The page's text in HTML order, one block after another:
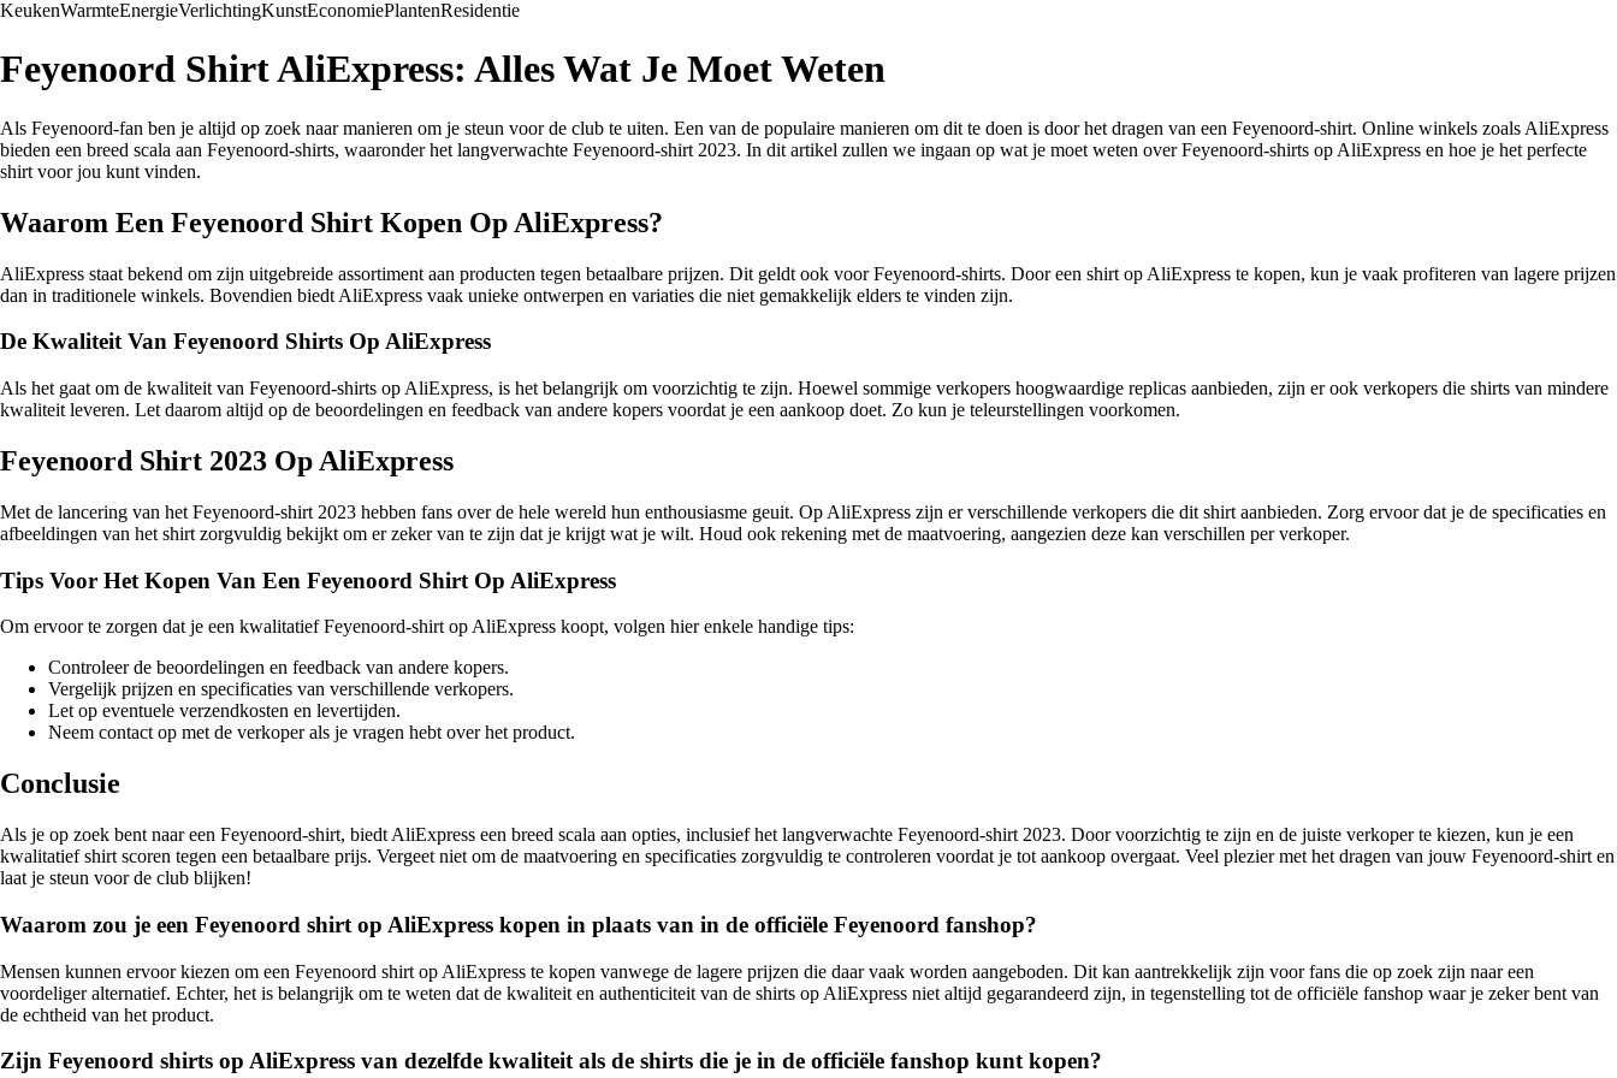
KeukenWarmteEnergieVerlichtingKunstEconomiePlantenResidentie
Feyenoord Shirt AliExpress: Alles Wat Je Moet Weten
Als Feyenoord-fan ben je altijd op zoek naar manieren om je steun voor de club te uiten. Een van de populaire manieren om dit te doen is door het dragen van een Feyenoord-shirt. Online winkels zoals AliExpress
bieden een breed scala aan Feyenoord-shirts, waaronder het langverwachte Feyenoord-shirt 2023. In dit artikel zullen we ingaan op wat je moet weten over Feyenoord-shirts op AliExpress en hoe je het perfecte
shirt voor jou kunt vinden.
Waarom Een Feyenoord Shirt Kopen Op AliExpress?
AliExpress staat bekend om zijn uitgebreide assortiment aan producten tegen betaalbare prijzen. Dit geldt ook voor Feyenoord-shirts. Door een shirt op AliExpress te kopen, kun je vaak profiteren van lagere prijzen
dan in traditionele winkels. Bovendien biedt AliExpress vaak unieke ontwerpen en variaties die niet gemakkelijk elders te vinden zijn.
De Kwaliteit Van Feyenoord Shirts Op AliExpress
Als het gaat om de kwaliteit van Feyenoord-shirts op AliExpress, is het belangrijk om voorzichtig te zijn. Hoewel sommige verkopers hoogwaardige replicas aanbieden, zijn er ook verkopers die shirts van mindere
kwaliteit leveren. Let daarom altijd op de beoordelingen en feedback van andere kopers voordat je een aankoop doet. Zo kun je teleurstellingen voorkomen.
Feyenoord Shirt 2023 Op AliExpress
Met de lancering van het Feyenoord-shirt 2023 hebben fans over de hele wereld hun enthousiasme geuit. Op AliExpress zijn er verschillende verkopers die dit shirt aanbieden. Zorg ervoor dat je de specificaties en
afbeeldingen van het shirt zorgvuldig bekijkt om er zeker van te zijn dat je krijgt wat je wilt. Houd ook rekening met de maatvoering, aangezien deze kan verschillen per verkoper.
Tips Voor Het Kopen Van Een Feyenoord Shirt Op AliExpress
Om ervoor te zorgen dat je een kwalitatief Feyenoord-shirt op AliExpress koopt, volgen hier enkele handige tips:
Controleer de beoordelingen en feedback van andere kopers.
Vergelijk prijzen en specificaties van verschillende verkopers.
Let op eventuele verzendkosten en levertijden.
Neem contact op met de verkoper als je vragen hebt over het product.
Conclusie
Als je op zoek bent naar een Feyenoord-shirt, biedt AliExpress een breed scala aan opties, inclusief het langverwachte Feyenoord-shirt 2023. Door voorzichtig te zijn en de juiste verkoper te kiezen, kun je een
kwalitatief shirt scoren tegen een betaalbare prijs. Vergeet niet om de maatvoering en specificaties zorgvuldig te controleren voordat je tot aankoop overgaat. Veel plezier met het dragen van jouw Feyenoord-shirt en
laat je steun voor de club blijken!
Waarom zou je een Feyenoord shirt op AliExpress kopen in plaats van in de officiële Feyenoord fanshop?
Mensen kunnen ervoor kiezen om een Feyenoord shirt op AliExpress te kopen vanwege de lagere prijzen die daar vaak worden aangeboden. Dit kan aantrekkelijk zijn voor fans die op zoek zijn naar een
voordeliger alternatief. Echter, het is belangrijk om te weten dat de kwaliteit en authenticiteit van de shirts op AliExpress niet altijd gegarandeerd zijn, in tegenstelling tot de officiële fanshop waar je zeker bent van
de echtheid van het product.
Zijn Feyenoord shirts op AliExpress van dezelfde kwaliteit als de shirts die je in de officiële fanshop kunt kopen?